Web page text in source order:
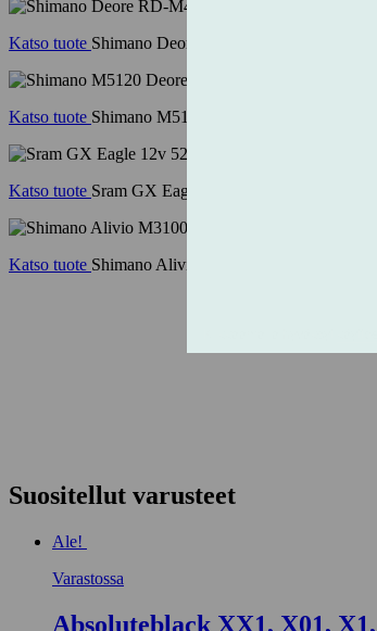
Katso tuote Shimano Deore RD-M4120-SGS
Katso tuote Shimano M5120 Deore 10/11v
Katso tuote Sram GX Eagle 12v 52t takavaihtaja
Katso tuote Shimano Alivio M3100 9v takavaihtaja
Suositellut varusteet
Ale!
Varastossa
Absoluteblack XX1, X01,